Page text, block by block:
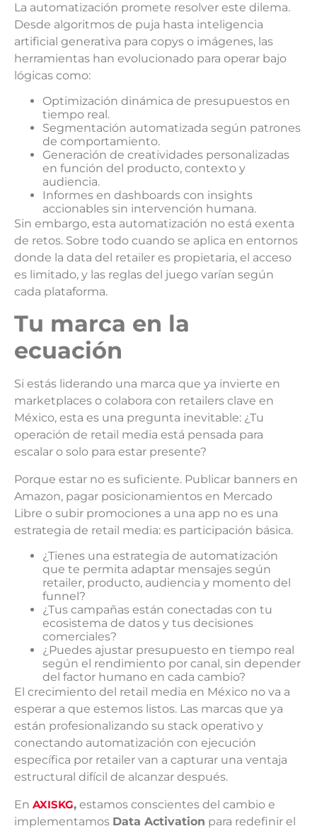
La automatización promete resolver este dilema.
Desde algoritmos de puja hasta inteligencia
artificial generativa para copys o imágenes, las
herramientas han evolucionado para operar bajo
lógicas como:
Optimización dinámica de presupuestos en
tiempo real.
Segmentación automatizada según patrones
de comportamiento.
Generación de creatividades personalizadas
en función del producto, contexto y
audiencia.
Informes en dashboards con insights
accionables sin intervención humana.
Sin embargo, esta automatización no está exenta
de retos. Sobre todo cuando se aplica en entornos
donde la data del retailer es propietaria, el acceso
es limitado, y las reglas del juego varían según
cada plataforma.
Tu marca en la
ecuación
Si estás liderando una marca que ya invierte en
marketplaces o colabora con retailers clave en
México, esta es una pregunta inevitable: ¿Tu
operación de retail media está pensada para
escalar o solo para estar presente?
Porque estar no es suficiente. Publicar banners en
Amazon, pagar posicionamientos en Mercado
Libre o subir promociones a una app no es una
estrategia de retail media: es participación básica.
¿Tienes una estrategia de automatización
que te permita adaptar mensajes según
retailer, producto, audiencia y momento del
funnel?
¿Tus campañas están conectadas con tu
ecosistema de datos y tus decisiones
comerciales?
¿Puedes ajustar presupuesto en tiempo real
según el rendimiento por canal, sin depender
del factor humano en cada cambio?
El crecimiento del retail media en México no va a
esperar a que estemos listos. Las marcas que ya
están profesionalizando su stack operativo y
conectando automatización con ejecución
específica por retailer van a capturar una ventaja
estructural difícil de alcanzar después.
En AXISKG, estamos conscientes del cambio e
implementamos Data Activation para redefinir el